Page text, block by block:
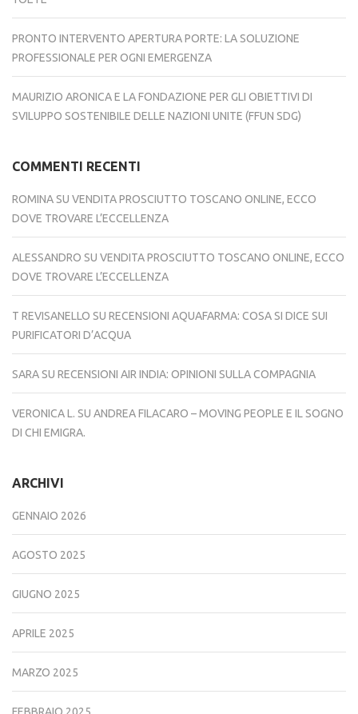
PRONTO INTERVENTO APERTURA PORTE: LA SOLUZIONE
PROFESSIONALE PER OGNI EMERGENZA
MAURIZIO ARONICA E LA FONDAZIONE PER GLI OBIETTIVI DI
SVILUPPO SOSTENIBILE DELLE NAZIONI UNITE (FFUN SDG)
COMMENTI RECENTI
ROMINA SU VENDITA PROSCIUTTO TOSCANO ONLINE, ECCO
DOVE TROVARE L’ECCELLENZA
ALESSANDRO SU VENDITA PROSCIUTTO TOSCANO ONLINE, ECCO
DOVE TROVARE L’ECCELLENZA
T REVISANELLO SU RECENSIONI AQUAFARMA: COSA SI DICE SUI
PURIFICATORI D’ACQUA
SARA SU RECENSIONI AIR INDIA: OPINIONI SULLA COMPAGNIA
VERONICA L. SU ANDREA FILACARO – MOVING PEOPLE E IL SOGNO
DI CHI EMIGRA.
ARCHIVI
GENNAIO 2026
AGOSTO 2025
GIUGNO 2025
APRILE 2025
MARZO 2025